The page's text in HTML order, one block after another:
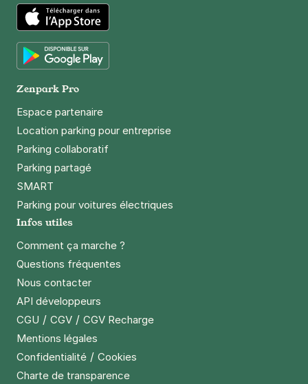
App Store
Zenpark Pro
Espace partenaire
Location parking pour entreprise
Parking collaboratif
Parking partagé
SMART
Parking pour voitures électriques
Infos utiles
Comment ça marche ?
Questions fréquentes
Nous contacter
API développeurs
CGU / CGV / CGV Recharge
Mentions légales
Confidentialité / Cookies
Charte de transparence